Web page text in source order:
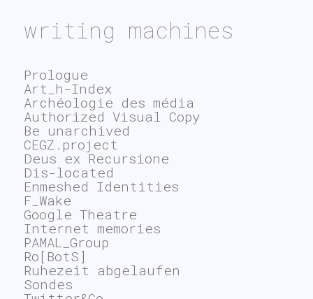
writing machines
Prologue
Art_h-Index
Archéologie des média
Authorized Visual Copy
Be unarchived
CEGZ.project
Deus ex Recursione
Dis-located
Enmeshed Identities
F_Wake
Google Theatre
Internet memories
PAMAL_Group
Ro[BotS]
Ruhezeit abgelaufen
Sondes